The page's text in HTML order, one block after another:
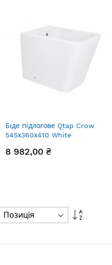
Біде підлогове Qtap Crow
545х360х410 White
8 982,00 ₴